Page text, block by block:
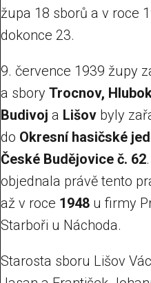
župa 18 sborů a v roce
dokonce 23.
9. července 1939 župy
a sbory Trocnov,
Budivoj a Lišov byly
do Okresní hasičské
České Budějovice č. 62
objednala právě tento
až v roce 1948 u firmy
Starboři u Náchoda.
Starosta sboru Lišov